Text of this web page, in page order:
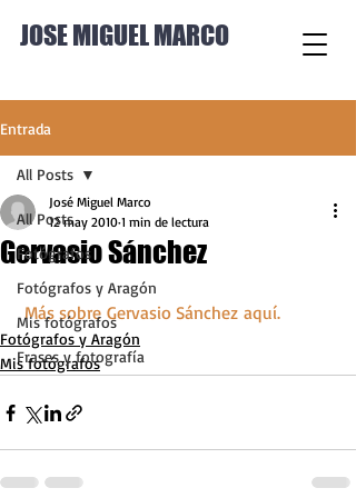
JOSE MIGUEL MARCO
Entrada
All Posts
Fotógrafos
Fotógrafos y Aragón
Mis fotógrafos
Frases y fotografía
All Posts
Gervasio Sánchez
José Miguel Marco
12 may 2010 1 min de lectura
Más sobre Gervasio Sánchez aquí.
Fotógrafos y Aragón
Mis fotógrafos